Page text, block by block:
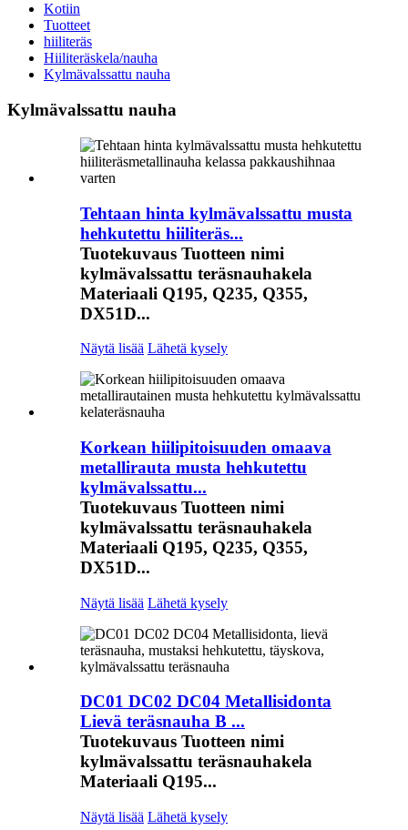
Kotiin
Tuotteet
hiiliteräs
Hiiliteräskela/nauha
Kylmävalssattu nauha
Kylmävalssattu nauha
Tehtaan hinta kylmävalssattu musta
hehkutettu hiiliteräs...
Tuotekuvaus Tuotteen nimi
kylmävalssattu teräsnauhakela
Materiaali Q195, Q235, Q355,
DX51D...
Näytä lisää Lähetä kysely
Korkean hiilipitoisuuden omaava
metallirauta musta hehkutettu
kylmävalssattu...
Tuotekuvaus Tuotteen nimi
kylmävalssattu teräsnauhakela
Materiaali Q195, Q235, Q355,
DX51D...
Näytä lisää Lähetä kysely
DC01 DC02 DC04 Metallisidonta
Lievä teräsnauha B ...
Tuotekuvaus Tuotteen nimi
kylmävalssattu teräsnauhakela
Materiaali Q195...
Näytä lisää Lähetä kysely